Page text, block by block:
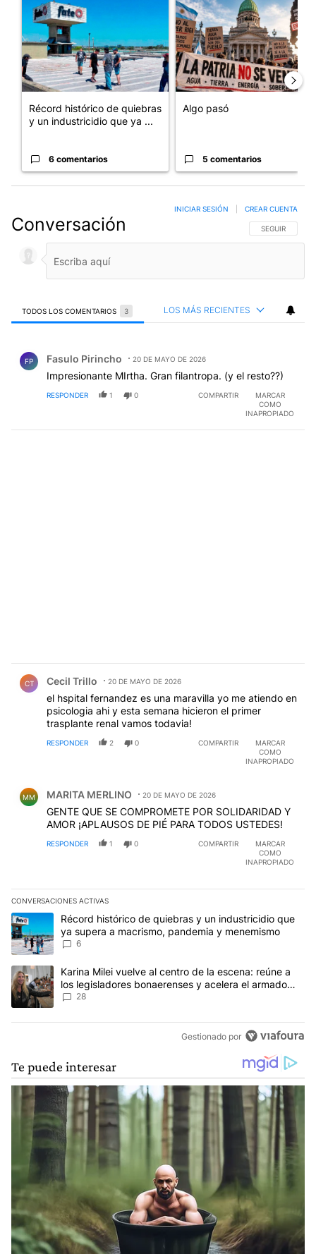
Récord histórico de quiebras
y un industricidio que ya ...
6 comentarios
Algo pasó
5 comentarios
Conversación SIGA ESTA
SEGUIR
INICIAR SESIÓN CREAR CUENTA
TODOS LOS COMENTARIOS 3 LOS MÁS RECIENTES
FP Fasulo Pirincho 20 DE MAYO DE 2026
Impresionante MIrtha. Gran filantropa. (y el resto??)
RESPONDER 1 0 COMPARTIR
MARCAR
COMO
INAPROPIADO
CT Cecil Trillo 20 DE MAYO DE 2026
el hspital fernandez es una maravilla yo me atiendo en
psicologia ahi y esta semana hicieron el primer
trasplante renal vamos todavia!
RESPONDER 2 0 COMPARTIR
MARCAR
COMO
INAPROPIADO
MM MARITA MERLINO 20 DE MAYO DE 2026
GENTE QUE SE COMPROMETE POR SOLIDARIDAD Y
AMOR ¡APLAUSOS DE PIÉ PARA TODOS USTEDES!
RESPONDER 1 0 COMPARTIR
MARCAR
COMO
INAPROPIADO
CONVERSACIONES ACTIVAS
Este listado muestra los artículos con más comentarios en los
Un artículo de tendencia con el título "Récord histórico de
Récord histórico de quiebras y un industricidio que
ya supera a macrismo, pandemia y menemismo
6
Un artículo de tendencia con el título "Karina Milei vuelve al
Karina Milei vuelve al centro de la escena: reúne a
los legisladores bonaerenses y acelera el armado
para 2027
28
Gestionado por